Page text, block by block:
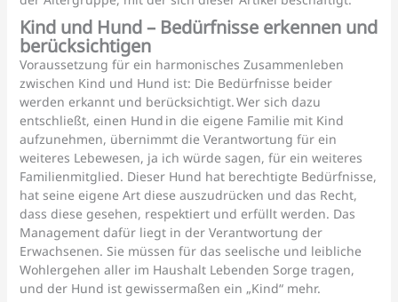
Kind und Hund – Bedürfnisse erkennen und
berücksichtigen
Voraussetzung für ein harmonisches Zusammenleben
zwischen Kind und Hund ist: Die Bedürfnisse beider
werden erkannt und berücksichtigt. Wer sich dazu
entschließt, einen Hund in die eigene Familie mit Kind
aufzunehmen, übernimmt die Verantwortung für ein
weiteres Lebewesen, ja ich würde sagen, für ein weiteres
Familienmitglied. Dieser Hund hat berechtigte Bedürfnisse,
hat seine eigene Art diese auszudrücken und das Recht,
dass diese gesehen, respektiert und erfüllt werden. Das
Management dafür liegt in der Verantwortung der
Erwachsenen. Sie müssen für das seelische und leibliche
Wohlergehen aller im Haushalt Lebenden Sorge tragen,
und der Hund ist gewissermaßen ein „Kind“ mehr.